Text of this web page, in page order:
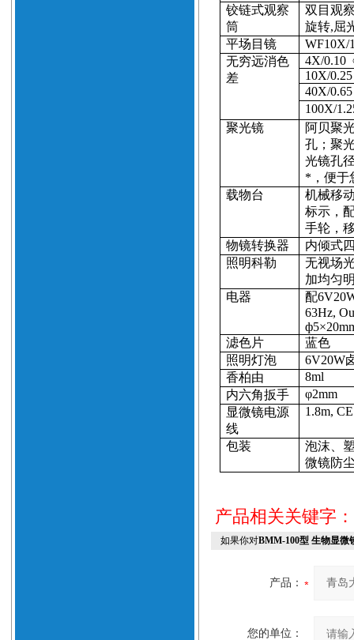
铰链式观察
筒
双目观
旋转,屈
平场目镜
WF10X/
无穷远消色
差
4X/0.10
10X/
40X/
100X/
聚光镜
阿贝聚
孔；聚
光镜孔
*，便于
载物台
机械移
标示，
手轮，
物镜转换器
内倾式
照明科勒
无视场
加均匀
电器
配
63Hz,
ф5×
滤色片
蓝色
照明灯泡
6V20W
香柏由
8ml
内六角扳手
φ2mm
显微镜电源
线
1.8m,
包装
泡沫、
微镜防
产品相关关键字
如果你对BMM-100型 生物显微
产品：
您的单位：